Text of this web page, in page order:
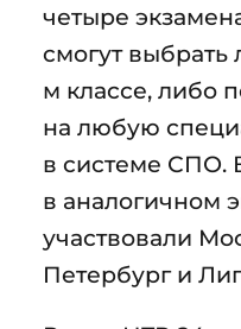
четыре
смогут выбрать
м классе, либо
на любую
в системе СПО.
в аналогичном
участвовали
Петербург и